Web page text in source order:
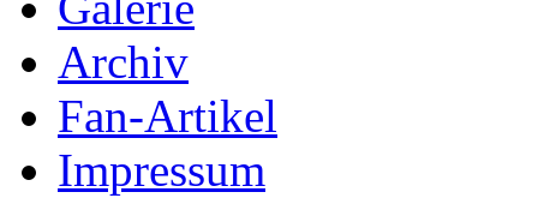
Archiv
Fan-Artikel
Impressum